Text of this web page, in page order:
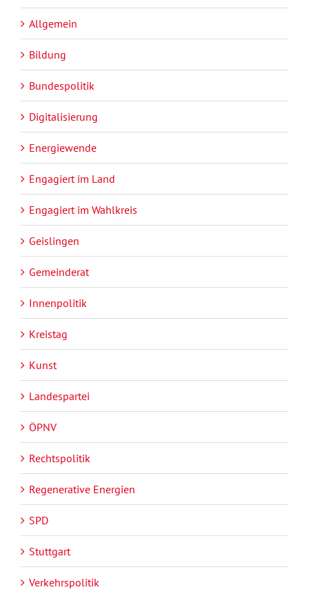
Allgemein
Bildung
Bundespolitik
Digitalisierung
Energiewende
Engagiert im Land
Engagiert im Wahlkreis
Geislingen
Gemeinderat
Innenpolitik
Kreistag
Kunst
Landespartei
ÖPNV
Rechtspolitik
Regenerative Energien
SPD
Stuttgart
Verkehrspolitik